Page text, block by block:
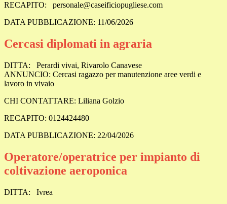
RECAPITO: personale@caseificiopugliese.com
DATA PUBBLICAZIONE: 11/06/2026
Cercasi diplomati in agraria
DITTA:
Perardi vivai, Rivarolo Canavese
ANNUNCIO: Cercasi ragazzo per manutenzione aree verdi e
lavoro in vivaio
CHI CONTATTARE: Liliana Golzio
RECAPITO: 0124424480
DATA PUBBLICAZIONE: 22/04/2026
Operatore/operatrice per impianto di
coltivazione aeroponica
DITTA:
Ivrea